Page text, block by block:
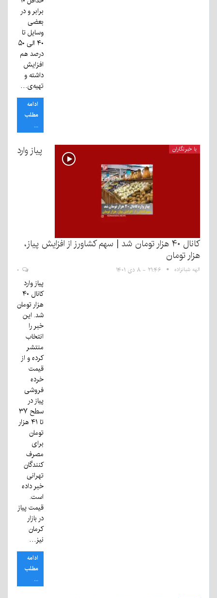
برابر و در
بعضی
وسایل تا
۴۰ الی ۵۰
درصد هم
افزایش
داشته و
تهیه‌ی…
ادامه
مطلب
...
با خبرنگاران پیاز وارد
کانال ۴۰ هزار تومان شد | سهم کشاورز از افزایش پیاز،
هزار تومان
الهه شبانزاده ۲۱:۴۶ - ۸ دی ۱۴۰۱ ۰
پیاز وارد
کانال ۴۰
هزار تومان
شد. این
خبر را
انتخاب
منتشر
کرده و از
قیمت
خرده
فروشی
پیاز در
سطح ۳۷
تا ۴۱ هزار
تومان
برای
مصرف
کنندگان
تهرانی
خبر داده
است.
قیمت پیاز
در بازار
کرمان
نیز…
ادامه
مطلب
...